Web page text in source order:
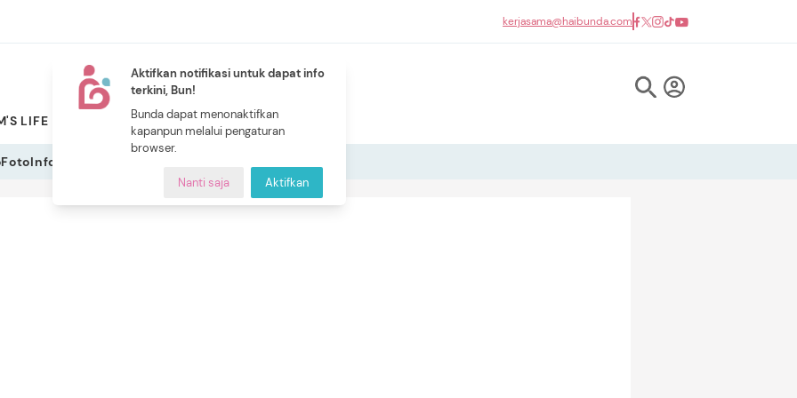
Aktifkan notifikasi untuk dapat info
terkini, Bun!
Bunda dapat menonaktifkan
kapanpun melalui pengaturan
browser.
Nanti saja Aktifkan
kerjasama@haibunda.com
LIFE PILIHAN BUNDA
NEW
CERITA BUNDA
FotoInfografis